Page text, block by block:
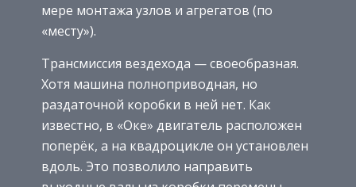
мере монтажа узлов и агрегатов (по
«месту»).
Трансмиссия вездехода — своеобразная.
Хотя машина полноприводная, но
раздаточной коробки в ней нет. Как
известно, в «Оке» двигатель расположен
поперёк, а на квадроцикле он установлен
вдоль. Это позволило направить